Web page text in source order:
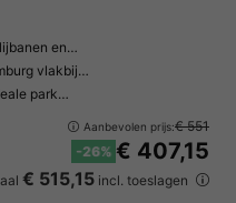
en…
vlakbij…
park…
Aanbevolen prijs:€ 551
-26% € 407,15
€ 515,15 incl. toeslagen